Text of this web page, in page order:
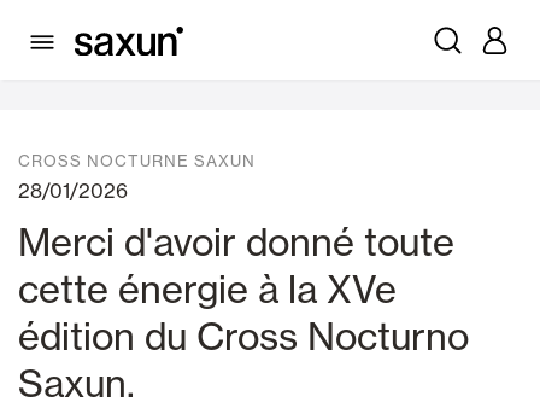
Nouvelles
CROSS NOCTURNE SAXUN
28/01/2026
Merci d'avoir donné toute
cette énergie à la XVe
édition du Cross Nocturno
Saxun.